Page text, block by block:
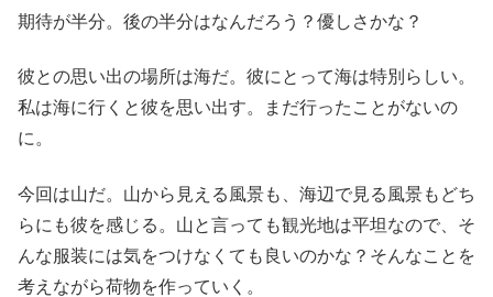
期待が半分。後の半分はなんだろう？優しさかな？
彼との思い出の場所は海だ。彼にとって海は特別らしい。
私は海に行くと彼を思い出す。まだ行ったことがないの
に。
今回は山だ。山から見える風景も、海辺で見る風景もどち
らにも彼を感じる。山と言っても観光地は平坦なので、そ
んな服装には気をつけなくても良いのかな？そんなことを
考えながら荷物を作っていく。